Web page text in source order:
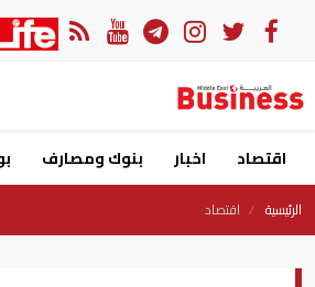
اقتصاد اخبار بنوك ومصارف
الرئيسية اقتصاد